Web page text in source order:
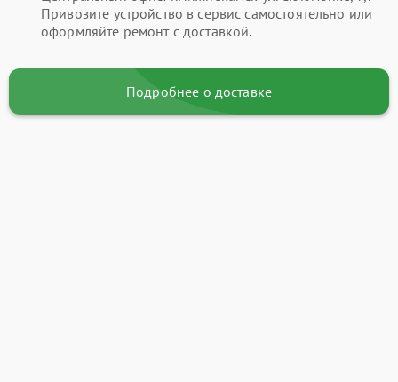
Привозите устройство в сервис самостоятельно или
оформляйте ремонт с доставкой.
Подробнее о доставке